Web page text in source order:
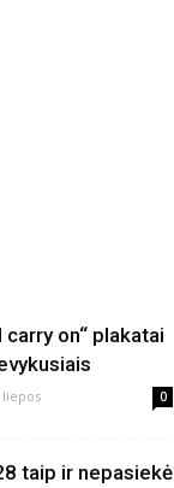
on“ plakatai
liepos 0
taip ir nepasiekė